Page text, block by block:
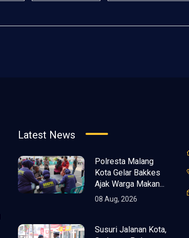
Latest News
Polresta Malang
Kota Gelar Bakkes
Ajak Warga Makan...
08 Aug, 2026
Susuri Jalanan Kota,